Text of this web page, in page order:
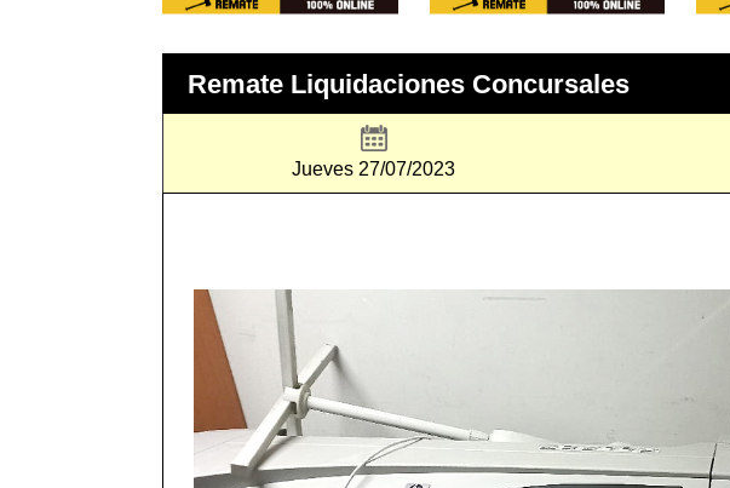
Remate Liquidaciones Concursales
Jueves 27/07/2023